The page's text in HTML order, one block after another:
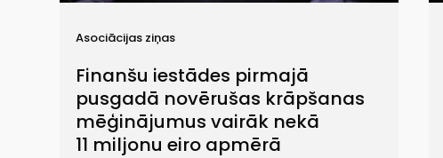
Asociācijas ziņas
Finanšu iestādes pirmajā
pusgadā novērušas krāpšanas
mēģinājumus vairāk nekā
11 miljonu eiro apmērā